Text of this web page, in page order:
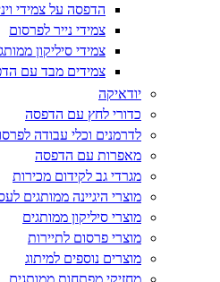
הדפסה על צמידי
צמידי נייר לפרסום
צמידי סיליקון
צמידים מבד עם
יודאיקה
כדורי לחץ עם הדפסה
לדרמנים וכלי עבודה
מאפרות עם הדפסה
מגרדי גב לקידום מכירות
מוצרי היגיינה ממותגים
מוצרי סיליקון ממותגים
מוצרי פרסום לתיירות
מוצרים נוספים למיתוג